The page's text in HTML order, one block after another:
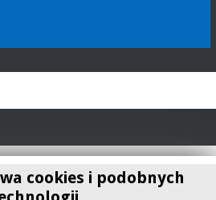
cookies i podobnych